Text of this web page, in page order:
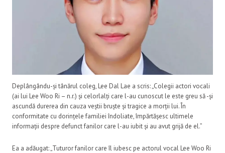
Deplângându-și tânărul coleg, Lee Dal Lae a scris: „Colegii actori vocali
(ai lui Lee Woo Ri – n.r.) și celorlalți care l-au cunoscut le este greu să -și
ascundă durerea din cauza veștii bruște și tragice a morții lui. În
conformitate cu dorințele familiei îndoliate, împărtășesc ultimele
informații despre defunct fanilor care l-au iubit și au avut grijă de el.”
Ea a adăugat: „Tuturor fanilor care îl iubesc pe actorul vocal Lee Woo Ri